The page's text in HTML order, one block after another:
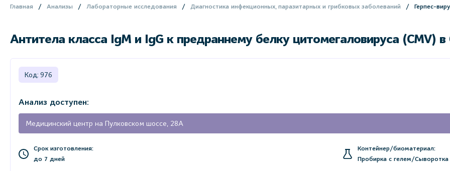
Главная Анализы Лабораторные исследования Диагностика инфекционных, паразитарных и грибковых заболеваний Герпес-
Антитела класса IgM и IgG к предраннему белку цитомегаловируса (CMV)
Код: 976
Анализ доступен:
Медицинский центр на Пулковском шоссе, 28А
Срок изготовления:
до 7 дней
Контейнер/биоматериал:
Пробирка с гелем/Сыворотка